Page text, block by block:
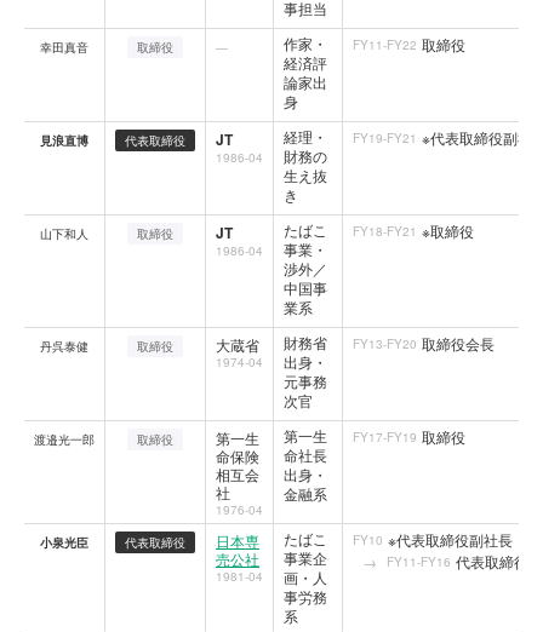
事担当
幸田真音 取締役 —
作家・
経済評
論家出
身
FY11-FY22 取締役
見浪直博 代表取締役 JT
1986-04
経理・
財務の
生え抜
き
FY19-FY21 ※代表取締役副社
山下和人 取締役 JT
1986-04
たばこ
事業・
渉外／
中国事
業系
FY18-FY21 ※取締役
丹呉泰健 取締役 大蔵省
1974-04
財務省
出身・
元事務
次官
FY13-FY20 取締役会長
渡邉光一郎 取締役
第一生
命保険
相互会
社
1976-04
第一生
命社長
出身・
金融系
FY17-FY19 取締役
小泉光臣 代表取締役
日本専
売公社
1981-04
たばこ
事業企
画・人
事労務
系
FY10 ※代表取締役副社長
FY11-FY16 代表取締役